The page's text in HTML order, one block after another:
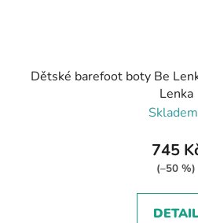
Dětské barefoot boty Be
Lenka
745
(–50 %)
DETAIL